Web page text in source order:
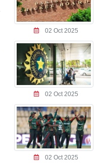
02 Oct 2025
02 Oct 2025
02 Oct 2025